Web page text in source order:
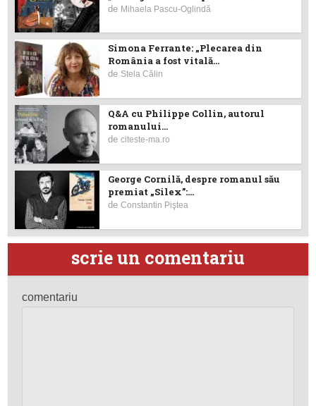
de Mihaela Pascu-Oglindă
Simona Ferrante: „Plecarea din
România a fost vitală...
de Stela Călin
Q&A cu Philippe Collin, autorul
romanului...
deciteste-ma.ro
George Cornilă, despre romanul său
premiat „Silex”:...
deConstantin Piştea
scrie un comentariu
comentariu